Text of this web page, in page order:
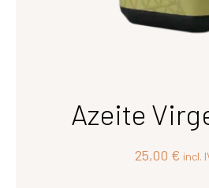
Azeite
25,00 € incl.